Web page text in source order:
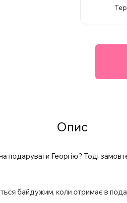
Опис
Георгію? Тоді
байдужим, коли отримає в